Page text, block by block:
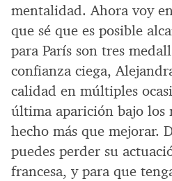
mentalidad. Ahora voy
que sé que es posible
para París son tres
confianza ciega,
calidad en múltiples
última aparición bajo los
hecho más que mejorar.
puedes perder su
francesa, y para que